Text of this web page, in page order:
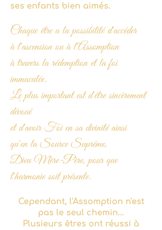
ses enfants bien aimés.
Chaque être a la possibilité d'accéder
à l'ascension ou à l'Assomption
à travers la rédemption et la foi
immaculée.
Le plus important est d'être sincèrement
dévoué
et d'avoir Foi en sa divinité ainsi
qu'en la Source Suprême,
Dieu Mère-Père, pour que
l'harmonie soit présente.
Cependant, l'Assomption n'est
pas le seul chemin...
Plusieurs êtres ont réussi à